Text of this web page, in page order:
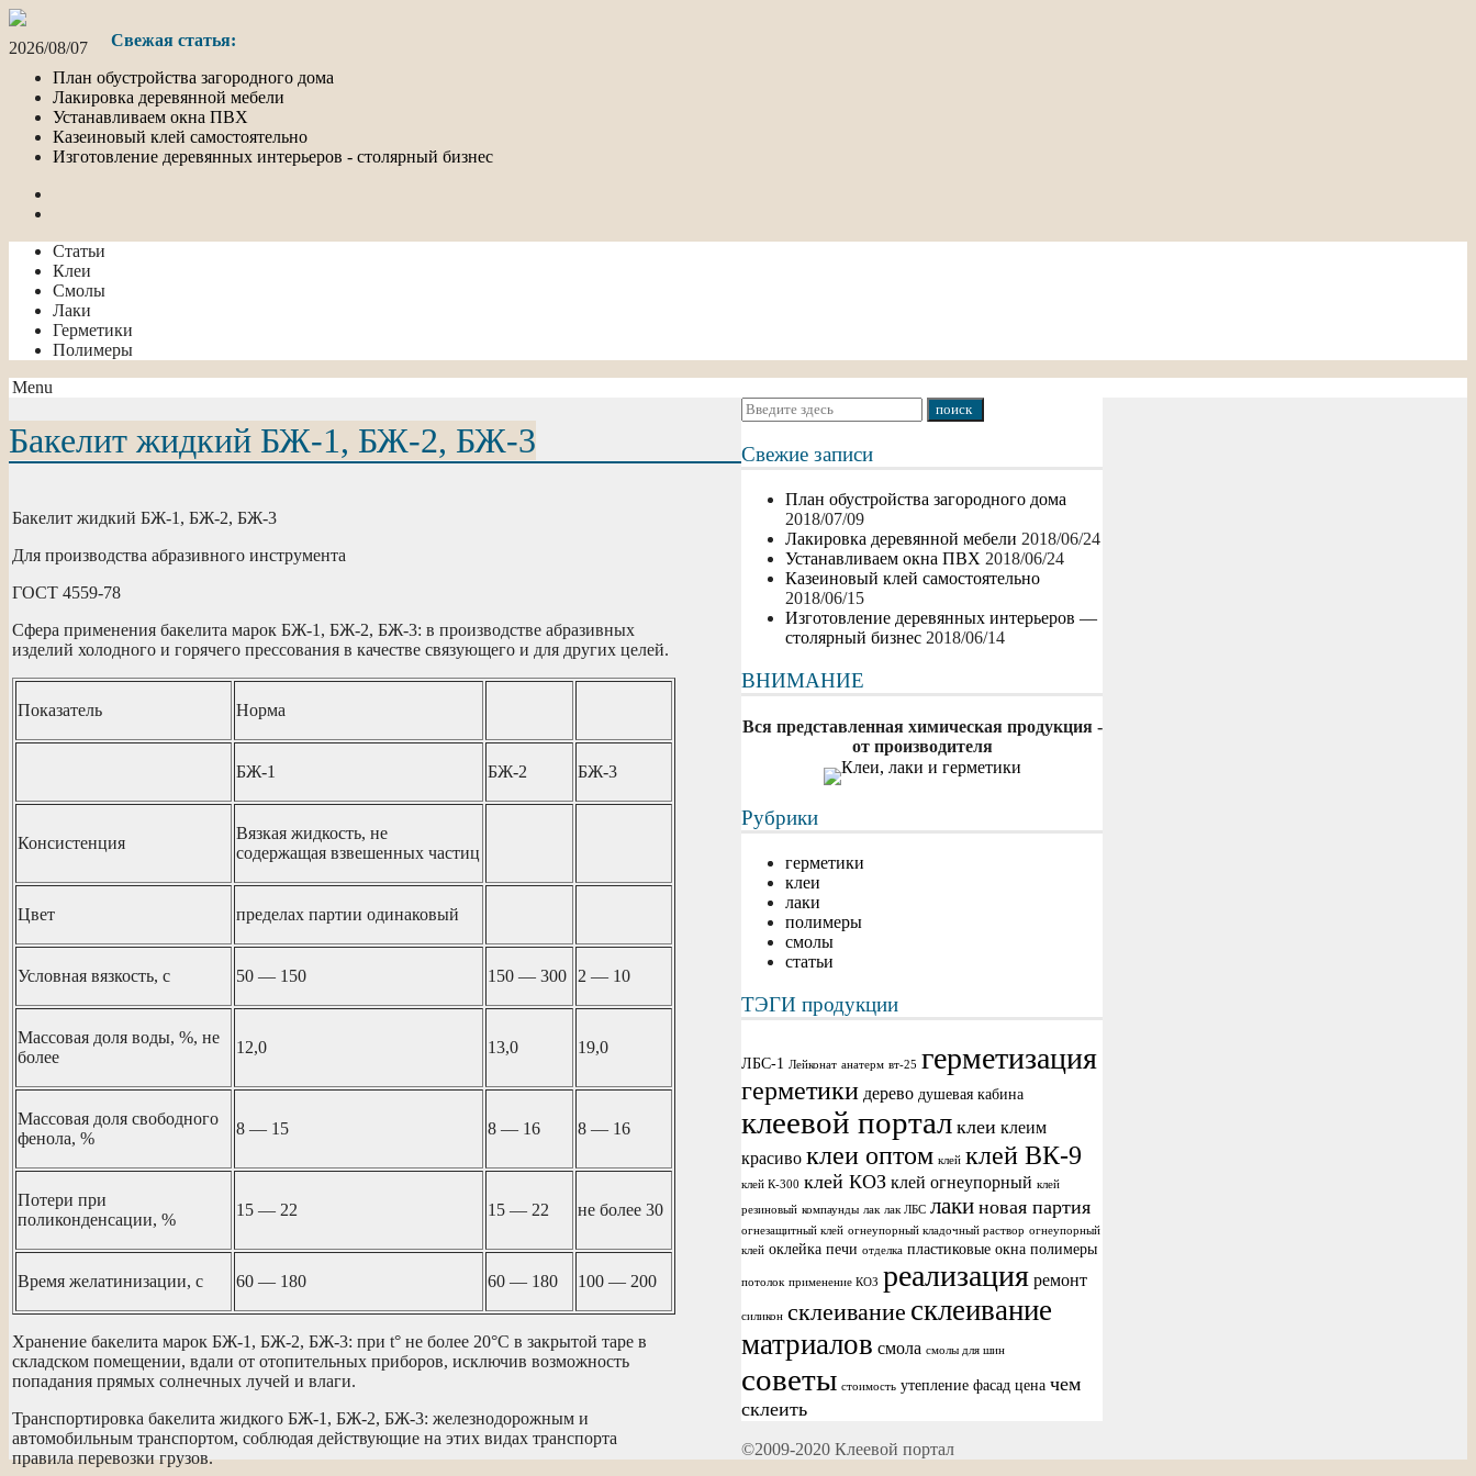
2026/08/07
Свежая статья:
План обустройства загородного дома
Лакировка деревянной мебели
Устанавливаем окна ПВХ
Казеиновый клей самостоятельно
Изготовление деревянных интерьеров - столярный бизнес
Статьи
Клеи
Смолы
Лаки
Герметики
Полимеры
Menu
Свежие записи
План обустройства загородного дома
2018/07/09
Лакировка деревянной мебели 2018/06/24
Устанавливаем окна ПВХ 2018/06/24
Казеиновый клей самостоятельно
2018/06/15
Изготовление деревянных интерьеров —
столярный бизнес 2018/06/14
ВНИМАНИЕ
Вся представленная химическая продукция -
от производителя
Рубрики
герметики
клеи
лаки
полимеры
смолы
статьи
ТЭГИ продукции
ЛБС-1 Лейконат анатерм вт-25 герметизация
герметики дерево душевая кабина
клеевой портал клеи клеим
красиво клеи оптом клей клей ВК-9
клей К-300 клей КОЗ клей огнеупорный клей
резиновый компаунды лак лак ЛБС лаки новая партия
огнезащитный клей огнеупорный кладочный раствор огнеупорный
клей оклейка печи отделка пластиковые окна полимеры
потолок применение КОЗ реализация ремонт
силикон склеивание склеивание
матриалов смола смолы для шин
советы стоимость утепление фасад цена чем
склеить
Бакелит жидкий БЖ-1, БЖ-2, БЖ-3
Бакелит жидкий БЖ-1, БЖ-2, БЖ-3
Для производства абразивного инструмента
ГОСТ 4559-78
Сфера применения бакелита марок БЖ-1, БЖ-2, БЖ-3: в производстве абразивных
изделий холодного и горячего прессования в качестве связующего и для других целей.
Показатель Норма
БЖ-1 БЖ-2 БЖ-3
Консистенция
Вязкая жидкость, не
содержащая взвешенных частиц
Цвет пределах партии одинаковый
Условная вязкость, с 50 — 150 150 — 300 2 — 10
Массовая доля воды, %, не
более
12,0 13,0 19,0
Массовая доля свободного
фенола, %
8 — 15 8 — 16 8 — 16
Потери при
поликонденсации, %
15 — 22 15 — 22 не более 30
Время желатинизации, с 60 — 180 60 — 180 100 — 200
Хранение бакелита марок БЖ-1, БЖ-2, БЖ-3: при t° не более 20°С в закрытой таре в
складском помещении, вдали от отопительных приборов, исключив возможность
попадания прямых солнечных лучей и влаги.
Транспортировка бакелита жидкого БЖ-1, БЖ-2, БЖ-3: железнодорожным и
автомобильным транспортом, соблюдая действующие на этих видах транспорта
правила перевозки грузов.
©2009-2020 Клеевой портал